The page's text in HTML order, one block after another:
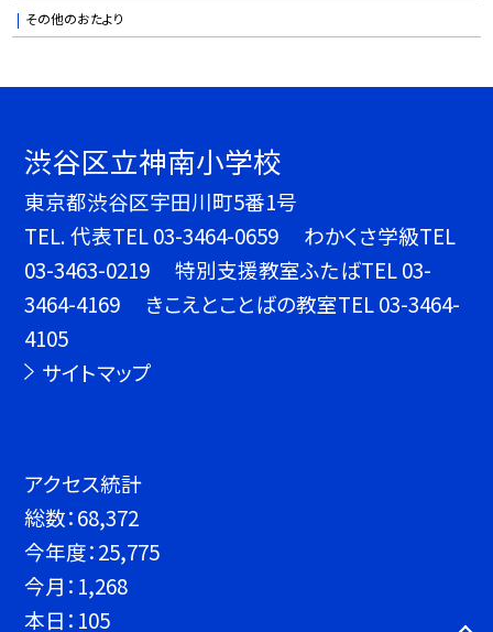
その他のおたより
渋谷区立神南小学校
東京都渋谷区宇田川町5番1号
TEL.代表TEL 03-3464-0659 わかくさ学級TEL
03-3463-0219 特別支援教室ふたばTEL 03-
3464-4169 きこえとことばの教室TEL 03-3464-
4105
サイトマップ
アクセス統計
総数：68,372
今年度：25,775
今月： 1,268
本日： 105